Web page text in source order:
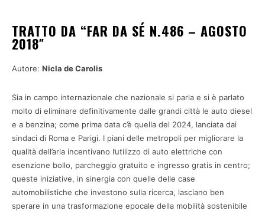
TRATTO DA “FAR DA SÉ N.486 – AGOSTO
2018″
Autore: Nicla de Carolis
Sia in campo internazionale che nazionale si parla e si è parlato
molto di eliminare definitivamente dalle grandi città le auto diesel
e a benzina; come prima data c’è quella del 2024, lanciata dai
sindaci di Roma e Parigi. I piani delle metropoli per migliorare la
qualità dell’aria incentivano l’utilizzo di auto elettriche con
esenzione bollo, parcheggio gratuito e ingresso gratis in centro;
queste iniziative, in sinergia con quelle delle case
automobilistiche che investono sulla ricerca, lasciano ben
sperare in una trasformazione epocale della mobilità sostenibile